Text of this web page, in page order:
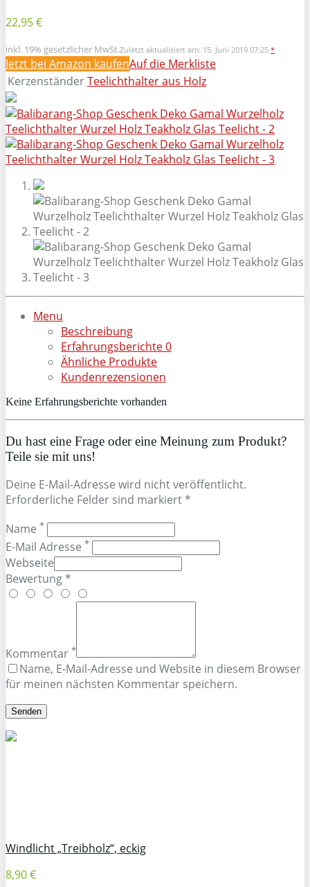
22,95 €
inkl. 19% gesetzlicher MwSt.Zuletzt aktualisiert am: 15. Juni 2019 07:25 *
Jetzt bei Amazon kaufenAuf die Merkliste
KerzenständerTeelichthalter aus Holz
Menu
Beschreibung
Erfahrungsberichte0
Ähnliche Produkte
Kundenrezensionen
Keine Erfahrungsberichte vorhanden
Du hast eine Frage oder eine Meinung zum Produkt?
Teile sie mit uns!
Deine E-Mail-Adresse wird nicht veröffentlicht.
Erforderliche Felder sind markiert *
Name *
E-Mail Adresse *
Webseite
Bewertung *
Kommentar *
Name, E-Mail-Adresse und Website in diesem Browser
für meinen nächsten Kommentar speichern.
Windlicht „Treibholz“, eckig
8,90 €